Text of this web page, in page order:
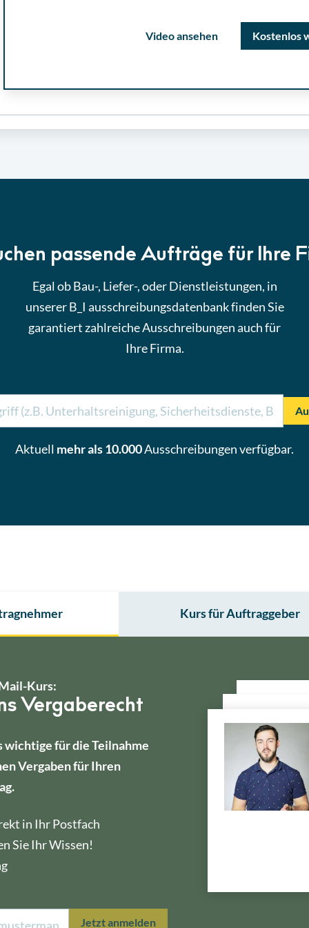
Video ansehen Kostenlos
passende Aufträge für Ihre
Egal ob Bau-, Liefer-, oder Dienstleistungen, in
unserer B_I ausschreibungsdatenbank finden Sie
garantiert zahlreicheAusschreibungenauch für
Ihre Firma.
Aktuell mehr als 10.000Ausschreibungenverfügbar.
Kurs für Auftraggeber
Kurs:
Vergaberecht
wichtige für die Teilnahme
Vergaben für Ihren
in Ihr Postfach
Sie Ihr Wissen!
Jetzt anmelden